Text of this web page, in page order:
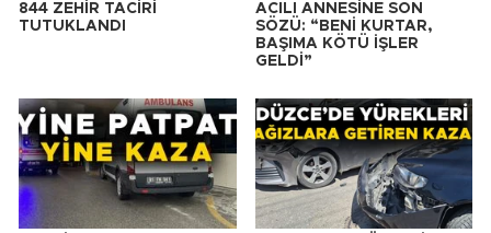
844 ZEHİR TACİRİ
TUTUKLANDI
ACILI ANNESİNE SON
SÖZÜ: “BENİ KURTAR,
BAŞIMA KÖTÜ İŞLER
GELDİ”